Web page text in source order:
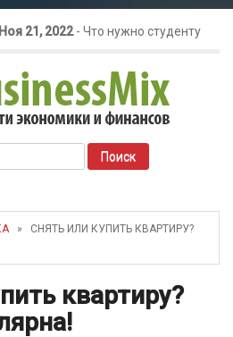
Ноя 21, 2022- Что нужно студенту
для открытия бизнеса?
26, 2022-Телефония для
amoCRM: лучшие инструменты для
защитить свой бизнес?
» СНЯТЬ ИЛИ КУПИТЬ КВАРТИРУ?
квартиру?